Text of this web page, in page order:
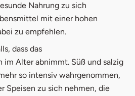
Nahrung zu sich
mit einer hohen
zu empfehlen.
dass das
im Alter abnimmt. Süß und salzig
so intensiv wahrgenommen,
Speisen zu sich nehmen, die